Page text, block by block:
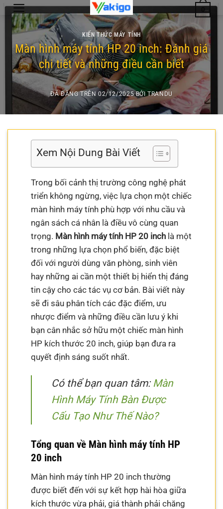
Chuyển
đến
dung
KIẾN THỨC MÁY TÍNH
Màn hình máy tính HP 20 inch: Đánh giá
chi tiết và những điều cần biết
ĐÃ ĐĂNG TRÊN02/12/2025 BỞITRANDU
Xem Nội Dung Bài Viết
Trong bối cảnh thị trường công nghệ phát
triển không ngừng, việc lựa chọn một chiếc
màn hình máy tính phù hợp với nhu cầu và
ngân sách cá nhân là điều vô cùng quan
trọng. Màn hình máy tính HP 20 inch là một
trong những lựa chọn phổ biến, đặc biệt
đối với người dùng văn phòng, sinh viên
hay những ai cần một thiết bị hiển thị đáng
tin cậy cho các tác vụ cơ bản. Bài viết này
sẽ đi sâu phân tích các đặc điểm, ưu
nhược điểm và những điều cần lưu ý khi
bạn cân nhắc sở hữu một chiếc màn hình
HP kích thước 20 inch, giúp bạn đưa ra
quyết định sáng suốt nhất.
Có thể bạn quan tâm:Màn
Hình Máy Tính Bàn Được
Cấu Tạo Như Thế Nào?
Tổng quan về Màn hình máy tính HP
20 inch
Màn hình máy tính HP 20 inch thường
được biết đến với sự kết hợp hài hòa giữa
kích thước vừa phải, giá thành phải chăng